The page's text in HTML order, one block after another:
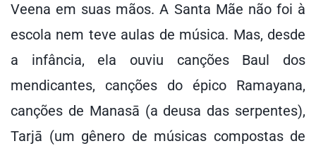
Veena em suas mãos. A Santa Mãe não foi à
escola nem teve aulas de música. Mas, desde
a infância, ela ouviu canções Baul dos
mendicantes, canções do épico Ramayana,
canções de Manasā (a deusa das serpentes),
Tarjā (um gênero de músicas compostas de